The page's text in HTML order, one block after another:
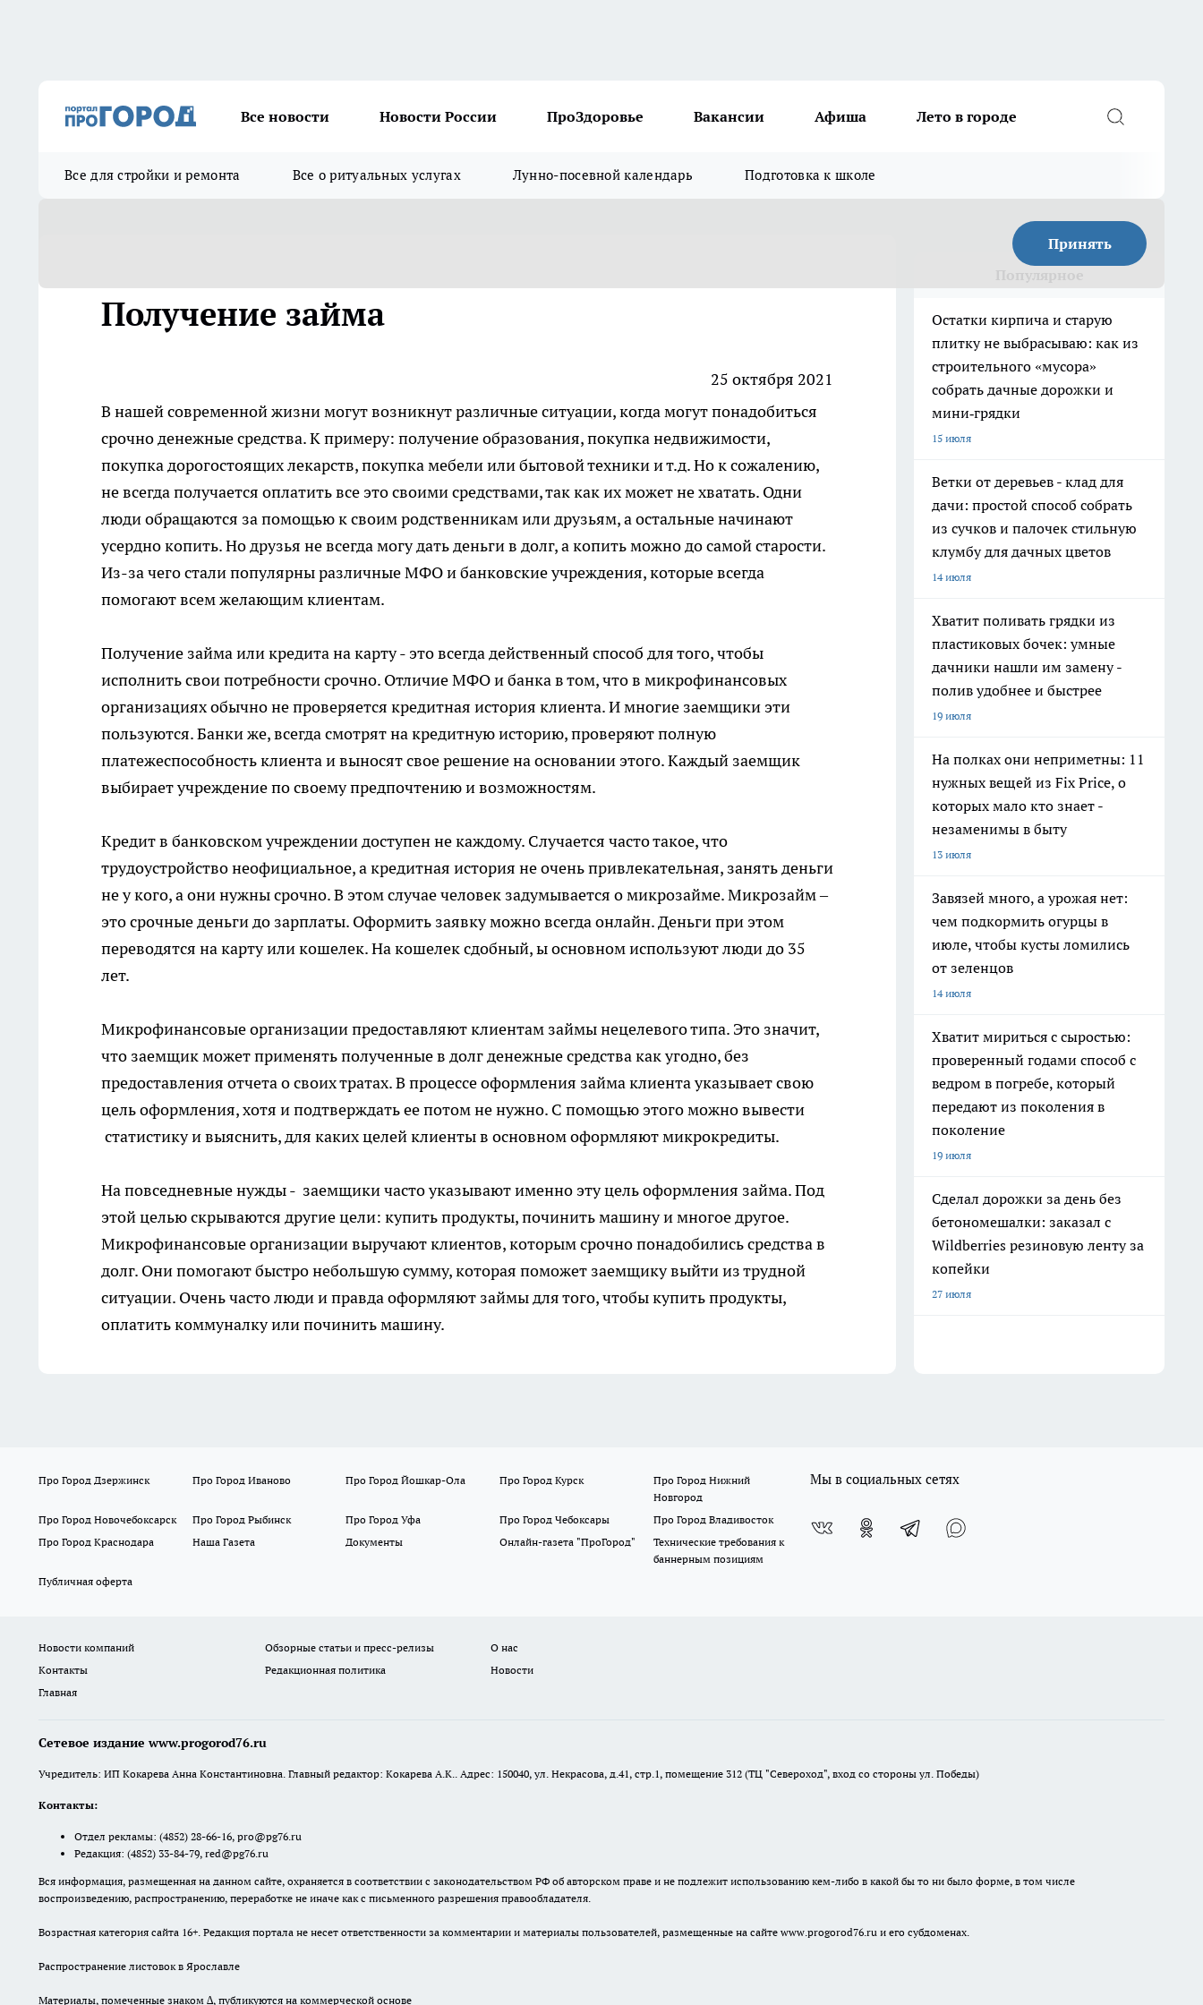
Все новости Новости России ПроЗдоровье Вакансии Афиша Лето в городе
Все для стройки и ремонта Все о ритуальных услугах Лунно-посевной календарь Подготовка к школе
Принять
Получение займа
25 октября 2021
В нашей современной жизни могут возникнут различные ситуации, когда могут понадобиться
срочно денежные средства. К примеру: получение образования, покупка недвижимости,
покупка дорогостоящих лекарств, покупка мебели или бытовой техники и т.д. Но к сожалению,
не всегда получается оплатить все это своими средствами, так как их может не хватать. Одни
люди обращаются за помощью к своим родственникам или друзьям, а остальные начинают
усердно копить. Но друзья не всегда могу дать деньги в долг, а копить можно до самой старости.
Из-за чего стали популярны различные МФО и банковские учреждения, которые всегда
помогают всем желающим клиентам.
Получение займа или кредита на карту - это всегда действенный способ для того, чтобы
исполнить свои потребности срочно. Отличие МФО и банка в том, что в микрофинансовых
организациях обычно не проверяется кредитная история клиента. И многие заемщики эти
пользуются. Банки же, всегда смотрят на кредитную историю, проверяют полную
платежеспособность клиента и выносят свое решение на основании этого. Каждый заемщик
выбирает учреждение по своему предпочтению и возможностям.
Кредит в банковскомучреждении доступен не каждому. Случается часто такое, что
трудоустройство неофициальное, а кредитная история не очень привлекательная, занять деньги
не у кого, а они нужны срочно. В этом случае человек задумывается о микрозайме. Микрозайм –
это срочные деньги до зарплаты. Оформить заявку можно всегда онлайн. Деньги при этом
переводятся на карту или кошелек. На кошелек сдобный, ы основном используют люди до 35
лет.
Микрофинансовые организации предоставляют клиентам займы нецелевого типа. Это значит,
что заемщик может применять полученные в долг денежные средства как угодно, без
предоставления отчета о своих тратах. В процессе оформления займа клиента указывает свою
цель оформления, хотя и подтверждать ее потом не нужно. С помощью этого можно вывести
статистику и выяснить, для каких целей клиенты в основном оформляют микрокредиты.
На повседневные нужды - заемщики часто указывают именно эту цель оформления займа. Под
этой целью скрываются другие цели: купить продукты, починить машину и многое другое.
Микрофинансовые организации выручают клиентов, которым срочно понадобились средства в
долг. Они помогают быстро небольшую сумму, которая поможет заемщику выйти из трудной
ситуации. Очень часто люди и правда оформляют займы для того, чтобы купить продукты,
оплатить коммуналку или починить машину.
Остатки кирпича и старую
плитку не выбрасываю: как из
строительного «мусора»
собрать дачные дорожки и
мини‑грядки
15 июля
Ветки от деревьев - клад для
дачи: простой способ собрать
из сучков и палочек стильную
клумбу для дачных цветов
14 июля
Хватит поливать грядки из
пластиковых бочек: умные
дачники нашли им замену -
полив удобнее и быстрее
19 июля
На полках они неприметны: 11
нужных вещей из Fix Price, о
которых мало кто знает -
незаменимы в быту
13 июля
Завязей много, а урожая нет:
чем подкормить огурцы в
июле, чтобы кусты ломились
от зеленцов
14 июля
Хватит мириться с сыростью:
проверенный годами способ с
ведром в погребе, который
передают из поколения в
поколение
19 июля
Сделал дорожки за день без
бетономешалки: заказал с
Wildberries резиновую ленту за
копейки
27 июля
Про Город Дзержинск Про Город Иваново Про Город Йошкар-Ола Про Город Курск
Про Город Нижний
Новгород
Про Город Новочебоксарск
Про Город Рыбинск Про Город Уфа Про Город Чебоксары
Про Город Владивосток
Про Город Краснодара
Наша Газета Документы Онлайн-газета "ПроГород"
Технические требования к
баннерным позициям
Публичная оферта
Мы в социальных сетях
Новости компаний Обзорные статьи и пресс-релизы
О нас
Контакты
Редакционная политика
Новости
Главная
Сетевое издание www.progorod76.ru
Учредитель: ИП Кокарева Анна Константиновна. Главный редактор: Кокарева А.К.. Адрес: 150040, ул. Некрасова, д.41, стр.1, помещение 312 (ТЦ "Североход", вход со стороны ул. Победы)
Контакты:
Отдел рекламы: (4852) 28-66-16, pro@pg76.ru
Редакция: (4852) 33-84-79, red@pg76.ru
Вся информация, размещенная на данном сайте, охраняется в соответствии с законодательством РФ об авторском праве и не подлежит использованию кем-либо в какой бы то ни было форме, в том числе
воспроизведению, распространению, переработке не иначе как с письменного разрешения правообладателя.
Возрастная категория сайта 16+. Редакция портала не несет ответственности за комментарии и материалы пользователей, размещенные на сайте www.progorod76.ru и его субдоменах.
Распространение листовок в Ярославле
Материалы, помеченные знаком ∆, публикуются на коммерческой основе